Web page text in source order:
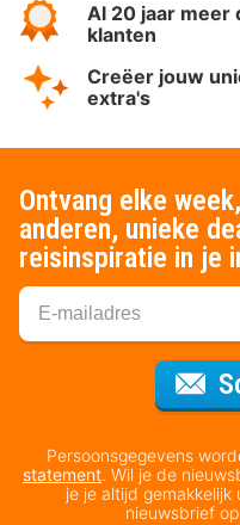
Al 20 jaar meer
klanten
Creëer jouw
extra's
Ontvang elke
anderen, unieke
reisinspiratie in je
Persoonsgegevens
statement. Wil je de
je je altijd
nieuwsbrief